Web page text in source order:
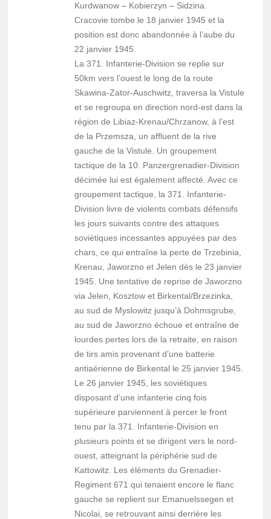
Kurdwanow – Kobierzyn – Sidzina.
Cracovie tombe le 18 janvier 1945 et la
position est donc abandonnée à l’aube du
22 janvier 1945.
La 371. Infanterie-Division se replie sur
50km vers l’ouest le long de la route
Skawina-Zator-Auschwitz, traversa la Vistule
et se regroupa en direction nord-est dans la
région de Libiaz-Krenau/Chrzanow, à l’est
de la Przemsza, un affluent de la rive
gauche de la Vistule. Un groupement
tactique de la 10. Panzergrenadier-Division
décimée lui est également affecté. Avec ce
groupement tactique, la 371. Infanterie-
Division livre de violents combats défensifs
les jours suivants contre des attaques
soviétiques incessantes appuyées par des
chars, ce qui entraîne la perte de Trzebinia,
Krenau, Jaworzno et Jelen dès le 23 janvier
1945. Une tentative de reprise de Jaworzno
via Jelen, Kosztow et Birkental/Brzezinka,
au sud de Myslowitz jusqu’à Dohmsgrube,
au sud de Jaworzno échoue et entraîne de
lourdes pertes lors de la retraite, en raison
de tirs amis provenant d’une batterie
antiaérienne de Birkental le 25 janvier 1945.
Le 26 janvier 1945, les soviétiques
disposant d’une infanterie cinq fois
supérieure parviennent à percer le front
tenu par la 371. Infanterie-Division en
plusieurs points et se dirigent vers le nord-
ouest, atteignant la périphérie sud de
Kattowitz. Les éléments du Grenadier-
Regiment 671 qui tenaient encore le flanc
gauche se replient sur Emanuelssegen et
Nicolai, se retrouvant ainsi derrière les